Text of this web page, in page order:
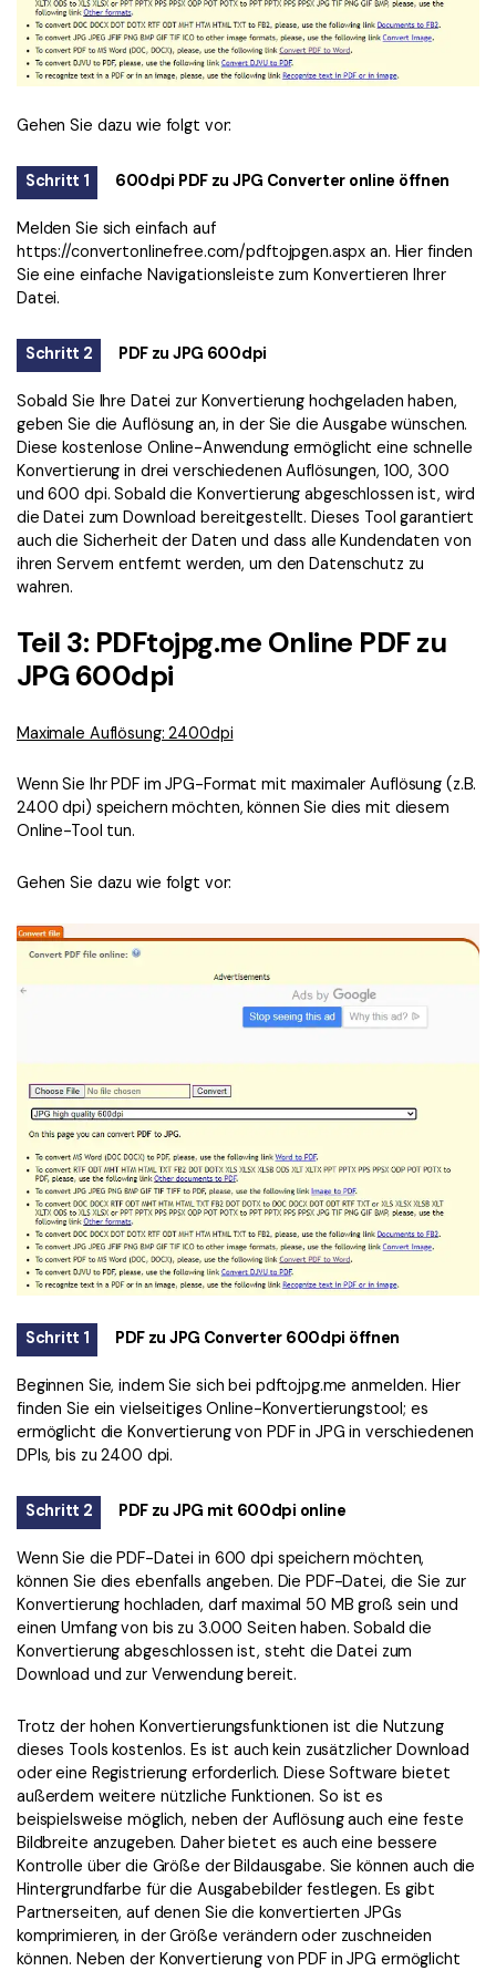
Gehen Sie dazu wie folgt vor:
Schritt 1 600dpi PDF zu JPG Converter online öffnen
Melden Sie sich einfach auf
https://convertonlinefree.com/pdftojpgen.aspx an. Hier finden
Sie eine einfache Navigationsleiste zum Konvertieren Ihrer
Datei.
Schritt 2 PDF zu JPG 600dpi
Sobald Sie Ihre Datei zur Konvertierung hochgeladen haben,
geben Sie die Auflösung an, in der Sie die Ausgabe wünschen.
Diese kostenlose Online-Anwendung ermöglicht eine schnelle
Konvertierung in drei verschiedenen Auflösungen, 100, 300
und 600 dpi. Sobald die Konvertierung abgeschlossen ist, wird
die Datei zum Download bereitgestellt. Dieses Tool garantiert
auch die Sicherheit der Daten und dass alle Kundendaten von
ihren Servern entfernt werden, um den Datenschutz zu
wahren.
Teil 3: PDFtojpg.me Online PDF zu
JPG 600dpi
Maximale Auflösung: 2400dpi
Wenn Sie Ihr PDF im JPG-Format mit maximaler Auflösung (z.B.
2400 dpi) speichern möchten, können Sie dies mit diesem
Online-Tool tun.
Gehen Sie dazu wie folgt vor:
Schritt 1 PDF zu JPG Converter 600dpi öffnen
Beginnen Sie, indem Sie sich bei pdftojpg.me anmelden. Hier
finden Sie ein vielseitiges Online-Konvertierungstool; es
ermöglicht die Konvertierung von PDF in JPG in verschiedenen
DPIs, bis zu 2400 dpi.
Schritt 2 PDF zu JPG mit 600dpi online
Wenn Sie die PDF-Datei in 600 dpi speichern möchten,
können Sie dies ebenfalls angeben. Die PDF-Datei, die Sie zur
Konvertierung hochladen, darf maximal 50 MB groß sein und
einen Umfang von bis zu 3.000 Seiten haben. Sobald die
Konvertierung abgeschlossen ist, steht die Datei zum
Download und zur Verwendung bereit.
Trotz der hohen Konvertierungsfunktionen ist die Nutzung
dieses Tools kostenlos. Es ist auch kein zusätzlicher Download
oder eine Registrierung erforderlich. Diese Software bietet
außerdem weitere nützliche Funktionen. So ist es
beispielsweise möglich, neben der Auflösung auch eine feste
Bildbreite anzugeben. Daher bietet es auch eine bessere
Kontrolle über die Größe der Bildausgabe. Sie können auch die
Hintergrundfarbe für die Ausgabebilder festlegen. Es gibt
Partnerseiten, auf denen Sie die konvertierten JPGs
komprimieren, in der Größe verändern oder zuschneiden
können. Neben der Konvertierung von PDF in JPG ermöglicht